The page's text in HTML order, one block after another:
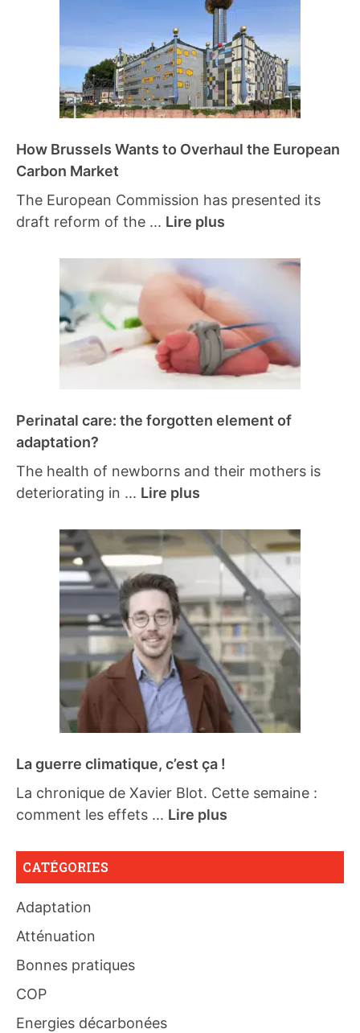
How Brussels Wants to Overhaul the European
Carbon Market
The European Commission has presented its
draft reform of the ... Lire plus
Perinatal care: the forgotten element of
adaptation?
The health of newborns and their mothers is
deteriorating in ... Lire plus
La guerre climatique, c’est ça !
La chronique de Xavier Blot. Cette semaine :
comment les effets ... Lire plus
CATÉGORIES
Adaptation
Atténuation
Bonnes pratiques
COP
Energies décarbonées